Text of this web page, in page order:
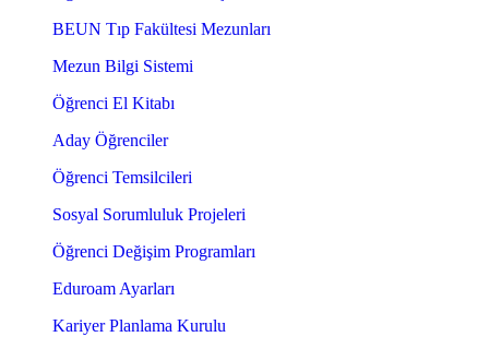
BEUN Tıp Fakültesi Mezunları
Mezun Bilgi Sistemi
Öğrenci El Kitabı
Aday Öğrenciler
Öğrenci Temsilcileri
Sosyal Sorumluluk Projeleri
Öğrenci Değişim Programları
Eduroam Ayarları
Kariyer Planlama Kurulu